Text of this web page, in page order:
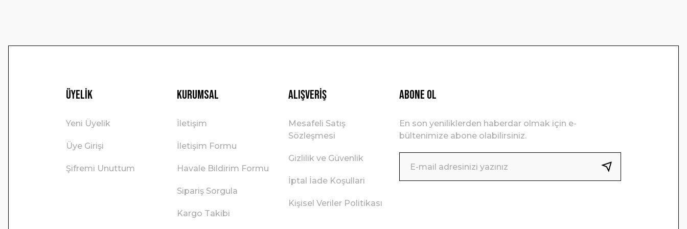
Üyelik
Yeni Üyelik
Üye Girişi
Şifremi Unuttum
Kurumsal
İletişim
İletişim Formu
Havale Bildirim Formu
Sipariş Sorgula
Kargo Takibi
Alışveriş
Mesafeli Satış
Sözleşmesi
Gizlilik ve Güvenlik
İptal İade Koşullari
Kişisel Veriler Politikası
ABONE OL
En son yeniliklerden haberdar olmak için e-
bültenimize abone olabilirsiniz.